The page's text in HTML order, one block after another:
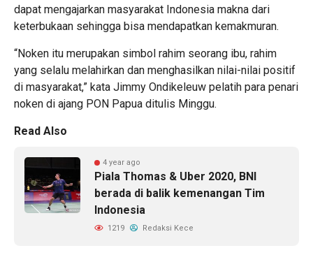
dapat mengajarkan masyarakat Indonesia makna dari
keterbukaan sehingga bisa mendapatkan kemakmuran.
“Noken itu merupakan simbol rahim seorang ibu, rahim
yang selalu melahirkan dan menghasilkan nilai-nilai positif
di masyarakat,” kata Jimmy Ondikeleuw pelatih para penari
noken di ajang PON Papua ditulis Minggu.
Read Also
4 year ago
Piala Thomas & Uber 2020, BNI
berada di balik kemenangan Tim
Indonesia
1219 Redaksi Kece